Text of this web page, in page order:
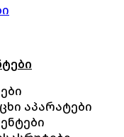
აპარატები